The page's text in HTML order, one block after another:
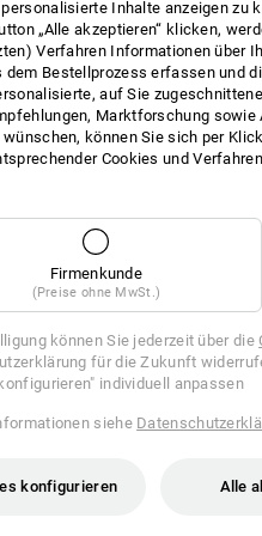
Inhalte anzeigen zu
„Alle akzeptieren“ klicken,
Verfahren Informationen über
dem Bestellprozess erfassen und
auf Sie
Marktforschung
können Sie sich per
Cookies und
Firmenkunde
(Preise ohne MwSt.)
können Sie jederzeit über die
für die Zukunft
individuell anpassen
siehe
konfigurieren Alle